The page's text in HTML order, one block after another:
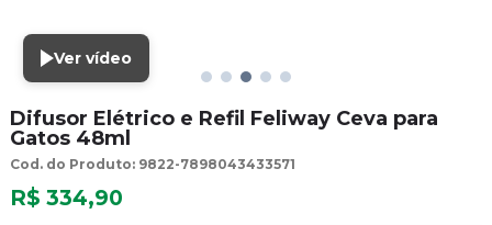
Ver vídeo
Difusor Elétrico e Refil Feliway Ceva para
Gatos 48ml
Cod. do Produto: 9822-7898043433571
R$ 334,90